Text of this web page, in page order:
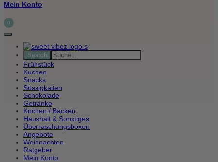
Mein Konto
0
Frühstück
Kuchen
Snacks
Süssigkeiten
Schokolade
Getränke
Kochen / Backen
Haushalt & Sonstiges
Überraschungsboxen
Angebote
Weihnachten
Ratgeber
Mein Konto